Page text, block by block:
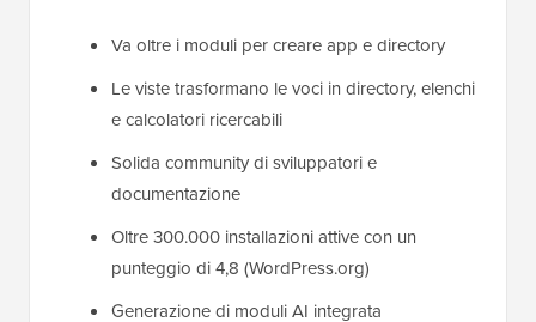
Va oltre i moduli per creare app e directory
Le viste trasformano le voci in directory, elenchi
e calcolatori ricercabili
Solida community di sviluppatori e
documentazione
Oltre 300.000 installazioni attive con un
punteggio di 4,8 (WordPress.org)
Generazione di moduli AI integrata